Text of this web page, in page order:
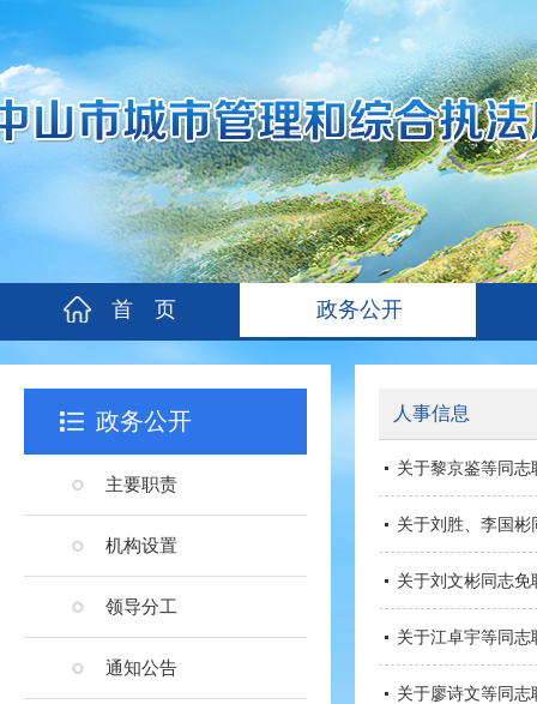
首 页 政务公开
政务公开
主要职责
机构设置
领导分工
通知公告
人事信息
关于黎京鉴等同
关于刘胜、李国
关于刘文彬同志免
关于江卓宇等同
关于廖诗文等同